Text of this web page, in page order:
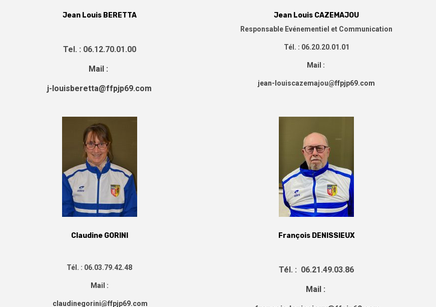
Jean Louis BERETTA
Tel. : 06.12.70.01.00
Mail :
j-louisberetta@ffpjp69.com
Jean Louis CAZEMAJOU
Responsable Evénementiel et Communication
Tél. : 06.20.20.01.01
Mail :
jean-l ouiscazemajou@ffpjp69.com
Claudine GORINI
Tél. : 06.03.79.42.48
Mail :
claudinegorini@ffpjp69.com
François DENISSIEUX
Tél. : 06.21.49.03.86
Mail :